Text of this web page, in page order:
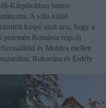
Kárpátokban honos
A villa külső
kaspó utalt arra, hogy a
Románia régi-új
és Moldva mellett
Bukovina és Erdély